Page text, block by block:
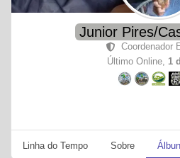
Junior Pires/
Coordenador
Último Online, 1
Linha do Tempo Sobre